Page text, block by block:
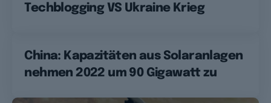
Techblogging VS Ukraine Krieg
China: Kapazitäten aus Solaranlagen
nehmen 2022 um 90 Gigawatt zu